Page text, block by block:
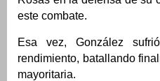
este combate.
Esa vez, González
rendimiento, batallando
mayoritaria.